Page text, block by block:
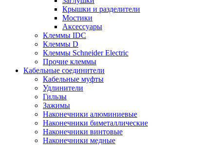
Крышки и разделители
Мостики
Аксессуары
Клеммы IDC
Клеммы D
Клеммы Schneider Electric
Прочие клеммы
Кабельные соединители
Кабельные муфты
Удлинители
Гильзы
Зажимы
Наконечники алюминиевые
Наконечники биметаллические
Наконечники винтовые
Наконечники медные